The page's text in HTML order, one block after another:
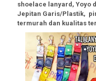
shoelace lanyard, Yoyo
Jepitan Garis/Plastik,
termurah dan kualitas